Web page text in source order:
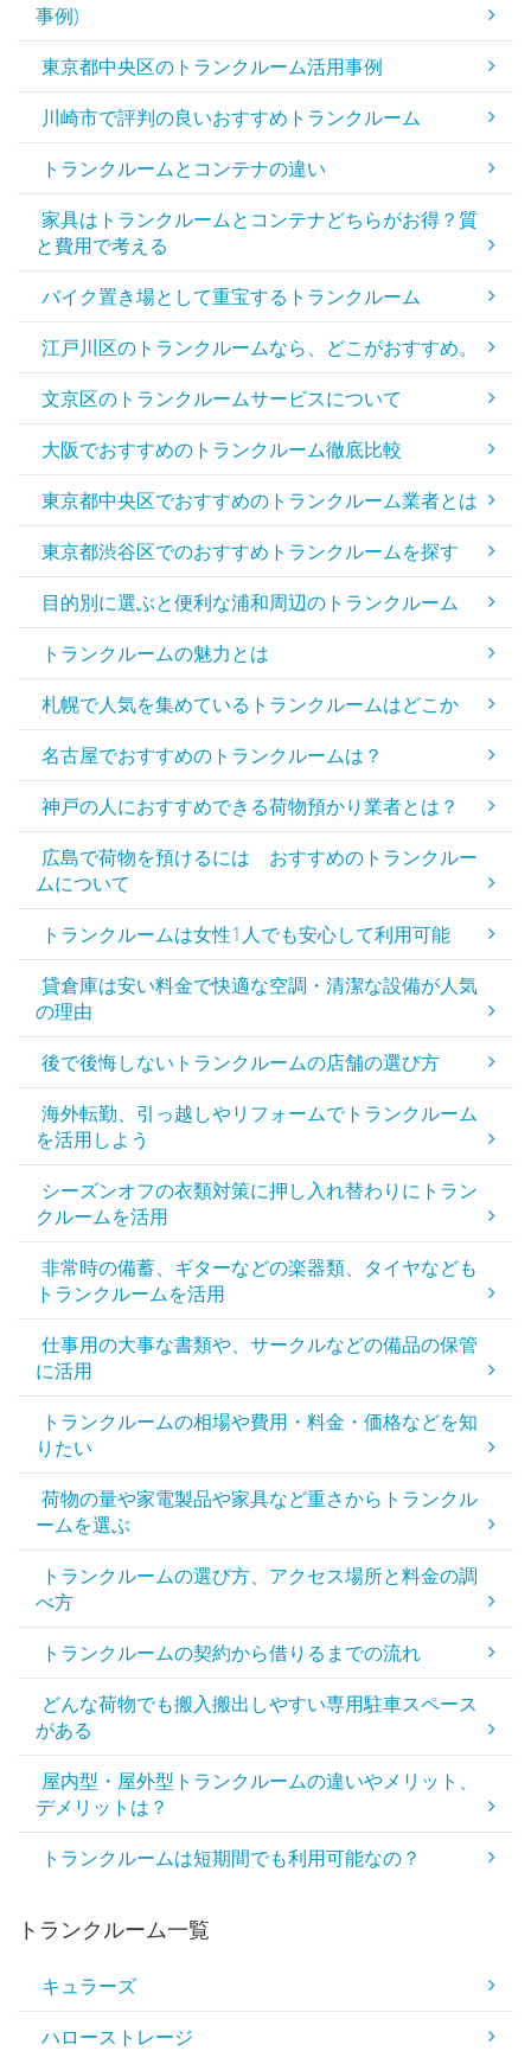
事例)
東京都中央区のトランクルーム活用事例
川崎市で評判の良いおすすめトランクルーム
トランクルームとコンテナの違い
家具はトランクルームとコンテナどちらがお得？質
と費用で考える
バイク置き場として重宝するトランクルーム
江戸川区のトランクルームなら、どこがおすすめ。
文京区のトランクルームサービスについて
大阪でおすすめのトランクルーム徹底比較
東京都中央区でおすすめのトランクルーム業者とは
東京都渋谷区でのおすすめトランクルームを探す
目的別に選ぶと便利な浦和周辺のトランクルーム
トランクルームの魅力とは
札幌で人気を集めているトランクルームはどこか
名古屋でおすすめのトランクルームは？
神戸の人におすすめできる荷物預かり業者とは？
広島で荷物を預けるには おすすめのトランクルー
ムについて
トランクルームは女性1人でも安心して利用可能
貸倉庫は安い料金で快適な空調・清潔な設備が人気
の理由
後で後悔しないトランクルームの店舗の選び方
海外転勤、引っ越しやリフォームでトランクルーム
を活用しよう
シーズンオフの衣類対策に押し入れ替わりにトラン
クルームを活用
非常時の備蓄、ギターなどの楽器類、タイヤなども
トランクルームを活用
仕事用の大事な書類や、サークルなどの備品の保管
に活用
トランクルームの相場や費用・料金・価格などを知
りたい
荷物の量や家電製品や家具など重さからトランクル
ームを選ぶ
トランクルームの選び方、アクセス場所と料金の調
べ方
トランクルームの契約から借りるまでの流れ
どんな荷物でも搬入搬出しやすい専用駐車スペース
がある
屋内型・屋外型トランクルームの違いやメリット、
デメリットは？
トランクルームは短期間でも利用可能なの？
トランクルーム一覧
キュラーズ
ハローストレージ